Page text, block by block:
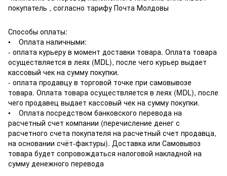
покупатель , согласно тарифу Почта Молдовы
Способы оплаты:
• Оплата наличными:
- оплата курьеру в момент доставки товара. Оплата товара
осуществляется в леях (MDL), после чего курьер выдает
кассовый чек на сумму покупки.
- оплата продавцу в торговой точке при самовывозе
товара. Оплата товара осуществляется в леях (MDL), после
чего продавец выдает кассовый чек на сумму покупки.
• Оплата посредством банковского перевода на
расчетный счет компании (перечисление денег с
расчетного счета покупателя на расчетный счет продавца,
на основании счёт-фактуры). Доставка или Самовывоз
товара будет сопровождаться налоговой накладной на
сумму денежного перевода